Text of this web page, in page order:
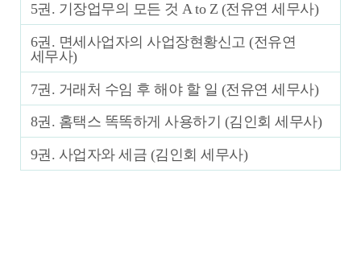
5권. 기장업무의 모든 것 A to Z (전유연 세무사)
6권. 면세사업자의 사업장현황신고 (전유연
세무사)
7권. 거래처 수임 후 해야 할 일 (전유연 세무사)
8권. 홈택스 똑똑하게 사용하기 (김인회 세무사)
9권. 사업자와 세금 (김인회 세무사)